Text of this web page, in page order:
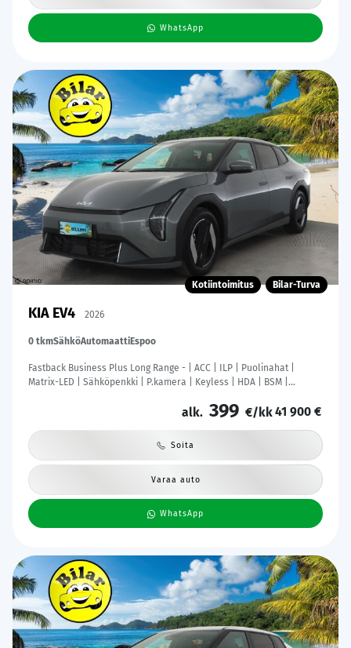
WhatsApp
Kotiintoimitus Bilar-Turva
KIA EV4 2026
0 tkmSähköAutomaattiEspoo
Fastback Business Plus Long Range - | ACC | ILP | Puolinahat |
Matrix-LED | Sähköpenkki | P.kamera | Keyless | HDA | BSM |
alk. 399 €/kk41 900 €
Soita
Varaa auto
WhatsApp